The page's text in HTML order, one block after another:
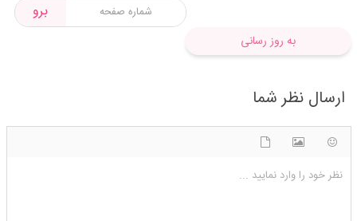
برو
به روز رسانی
ارسال نظر شما
نظر خود را وارد نمایید ...